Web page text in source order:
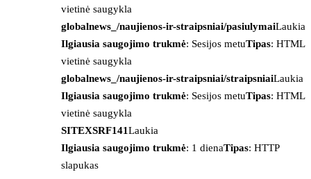
vietinė saugykla
globalnews_/naujienos-ir-straipsniai/pasiulymaiLaukia
Ilgiausia saugojimo trukmė: Sesijos metuTipas: HTML
vietinė saugykla
globalnews_/naujienos-ir-straipsniai/straipsniaiLaukia
Ilgiausia saugojimo trukmė: Sesijos metuTipas: HTML
vietinė saugykla
SITEXSRF141Laukia
Ilgiausia saugojimo trukmė: 1 dienaTipas: HTTP
slapukas